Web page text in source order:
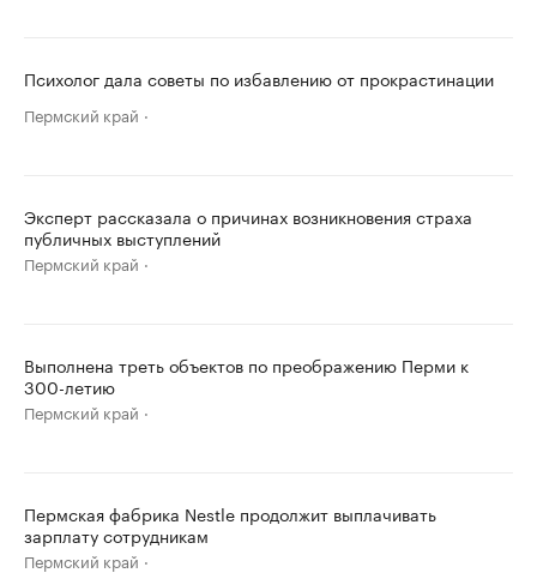
Психолог дала советы по избавлению от прокрастинации
Пермский край
Эксперт рассказала о причинах возникновения страха
публичных выступлений
Пермский край
Выполнена треть объектов по преображению Перми к
300-летию
Пермский край
Пермская фабрика Nestle продолжит выплачивать
зарплату сотрудникам
Пермский край